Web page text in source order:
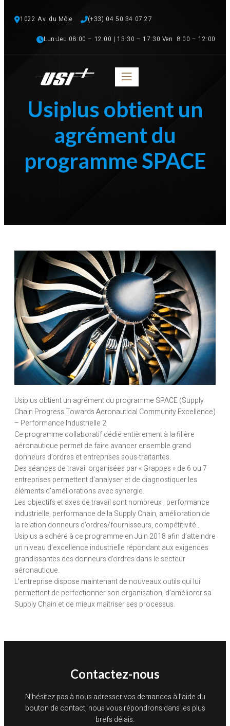
1022 Av. du Môle (+33) 04 50 34 07 27
Lun-Jeu 08:00 – 12:00 | 13:30 – 17:30 Ven  8:00 – 12:00
Usiplus obtient un
agrément du
programme SPACE
Usiplus obtient un agrément du programme SPACE (Supply
Chain Progress Towards Aeronautical Community Excellence)
– Performance Industrielle 2
Ce programme collaboratif dédié entièrement à la filière
aéronautique permet de faire avancer ensemble grand
donneurs d’ordres et entreprises sous-traitantes.
Des séances de travail organisées par « Grappes » de 6 ou 7
entreprises permettent d’analyser et de diagnostiquer les
éléments d’améliorations avec synergie.
Les objectifs et axes de travail sont nombreux ; performance
industrielle, performance de la Supply Chain, amélioration de
la relation donneurs d’ordres/fournisseurs, compétitivité…
Usiplus a adhéré à ce programme en Juin 2018 afin d’atteindre
un niveau d’excellence industrielle répondant aux exigences
grandissantes des donneurs d’ordres dans le secteur
aéronautique.
L’entreprise dispose maintenant de nouveaux outils qui lui
permettent de perfectionner son organisation, d’améliorer sa
Supply Chain et de mieux maîtriser ses processus.
Contactez-nous
N’hésitez pas à nous adresser vos demandes à l’aide du
bouton de contact, nous vous répondrons dans les plus
brefs délais.